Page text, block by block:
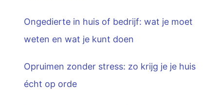
Ongedierte in huis of bedrijf: wat je moet
weten en wat je kunt doen
Opruimen zonder stress: zo krijg je je huis
écht op orde